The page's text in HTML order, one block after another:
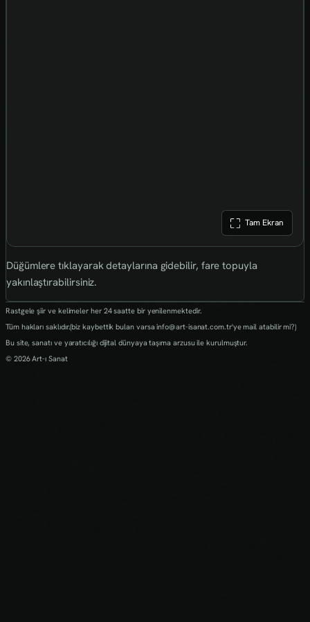
Tam Ekran
Düğümlere tıklayarak detaylarına gidebilir, fare topuyla
yakınlaştırabilirsiniz.
Rastgele şiir ve kelimeler her 24 saatte bir yenilenmektedir.
Tüm hakları saklıdır.(biz kaybettik bulan varsa info@art-isanat.com.tr'ye mail atabilir mi?)
Bu site, sanatı ve yaratıcılığı dijital dünyaya taşıma arzusu ile kurulmuştur.
© 2026 Art-ı Sanat